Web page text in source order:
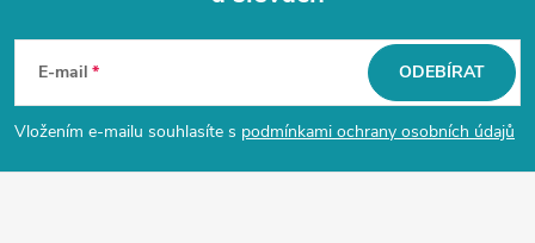
p
a
E-mail
Vložením e-mailu souhlasíte s podmínkami ochrany osobních údajů
ODEBÍRAT